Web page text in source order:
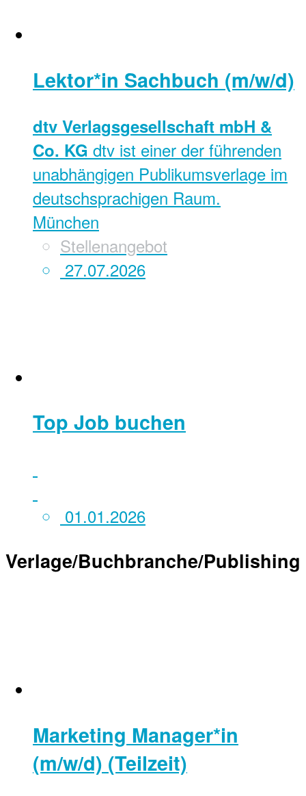
Lektor*in Sachbuch (m/w/d)
dtv Verlagsgesellschaft mbH &
Co. KG dtv ist einer der führenden
unabhängigen Publikumsverlage im
deutschsprachigen Raum.
München
Stellenangebot
27.07.2026
Top Job buchen
01.01.2026
Verlage/Buchbranche/Publishing
Marketing Manager*in
(m/w/d) (Teilzeit)